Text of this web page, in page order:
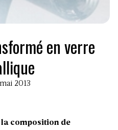
en verre
2013
composition de